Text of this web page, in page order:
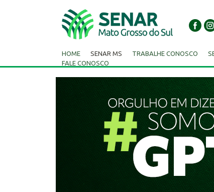
HOME SENAR MS TRABALHE CONOSCO
FALE CONOSCO